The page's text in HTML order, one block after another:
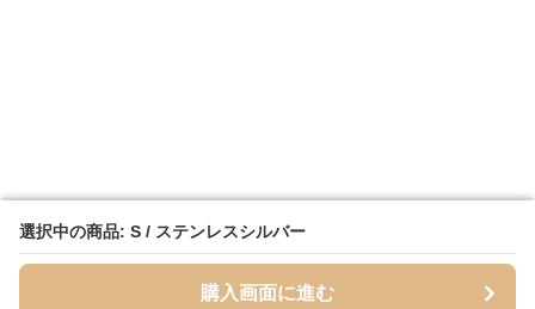
選択中の商品: S / ステンレスシルバー
購入画面に進む
選択中の商品: S / ステンレスシルバー
購入画面に進む